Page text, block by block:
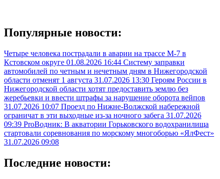
Популярные новости:
Четыре человека пострадали в аварии на трассе М-7 в
Кстовском округе 01.08.2026 16:44 Систему заправки
автомобилей по четным и нечетным дням в Нижегородской
области отменят 1 августа 31.07.2026 13:30 Героям России в
Нижегородской области хотят предоставить землю без
жеребьевки и ввести штрафы за нарушение оборота вейпов
31.07.2026 10:07 Проезд по Нижне-Волжской набережной
ограничат в эти выходные из-за ночного забега 31.07.2026
09:39 ProВодник: В акватории Горьковского водохранилища
стартовали соревнования по морскому многоборью «ЯлФест»
31.07.2026 09:08
Последние новости: